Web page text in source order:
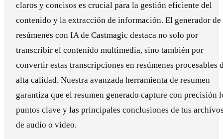
claros y concisos es crucial para la gestión eficiente del
contenido y la extracción de información. El generador de
resúmenes con IA de Castmagic destaca no solo por
transcribir el contenido multimedia, sino también por
convertir estas transcripciones en resúmenes procesables
alta calidad. Nuestra avanzada herramienta de resumen
garantiza que el resumen generado capture con precisión
puntos clave y las principales conclusiones de tus
de audio o vídeo.